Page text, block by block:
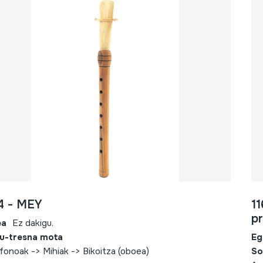
- MEY
Ez dakigu.
tresna mota
-> Mihiak -> Bikoitza (oboea)